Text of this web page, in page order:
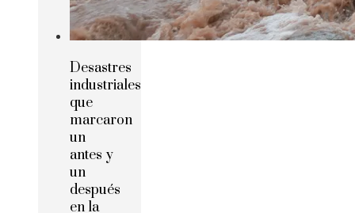
Desastres
industriales
que
marcaron
un
antes y
un
después
en la